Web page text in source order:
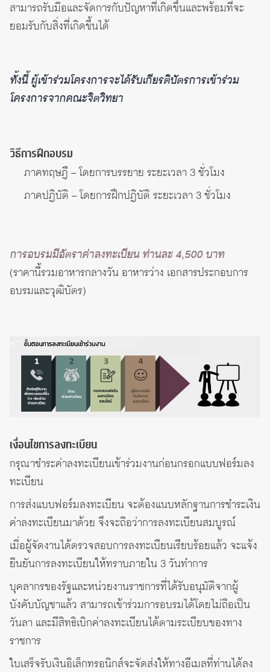
สามารถรับมือและจัดการกับปัญหาที่เกิดขึ้นและพร้อมที่จะ
ยอมรับกับสิ่งที่เกิดขึ้นได้
ทั้งนี้ ผู้เข้าร่วมโครงการจะได้รับเกียรติบัตรการเข้าร่วม
โครงการจากคณะจิตวิทยา
วิธีการฝึกอบรม
ภาคทฤษฎี – โดยการบรรยาย ระยะเวลา 3 ชั่วโมง
ภาคปฏิบัติ – โดยการฝึกปฏิบัติ ระยะเวลา 3 ชั่วโมง
การอบรมมีอัตราค่าลงทะเบียน ท่านละ 4,500 บาท
(ราคานี้รวมอาหารกลางวัน อาหารว่าง เอกสารประกอบการ
อบรมและวุฒิบัตร)
เงื่อนไขการลงทะเบียน
กรุณาชำระค่าลงทะเบียนเข้าร่วมงานก่อนกรอกแบบฟอร์มลง
ทะเบียน
การส่งแบบฟอร์มลงทะเบียน จะต้องแนบหลักฐานการชำระเงิน
ค่าลงทะเบียนมาด้วย จึงจะถือว่าการลงทะเบียนสมบูรณ์
เมื่อผู้จัดงานได้ตรวจสอบการลงทะเบียนเรียบร้อยแล้ว จะแจ้ง
ยืนยันการลงทะเบียนให้ทราบภายใน 3 วันทำการ
บุคลากรของรัฐและหน่วยงานราชการที่ได้รับอนุมัติจากผู้
บังคับบัญชาแล้ว สามารถเข้าร่วมการอบรมได้โดยไม่ถือเป็น
วันลา และมีสิทธิเบิกค่าลงทะเบียนได้ตามระเบียบของทาง
ราชการ
ใบเสร็จรับเงินอิเล็กทรอนิกส์จะจัดส่งให้ทางอีเมลที่ท่านได้ลง